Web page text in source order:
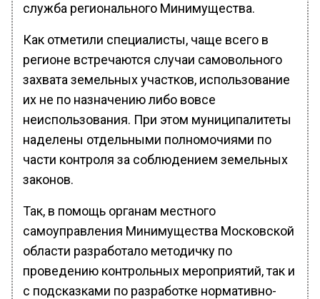
служба регионального Минимущества.
Как отметили специалисты, чаще всего в
регионе встречаются случаи самовольного
захвата земельных участков, использование
их не по назначению либо вовсе
неиспользования. При этом муниципалитеты
наделены отдельными полномочиями по
части контроля за соблюдением земельных
законов.
Так, в помощь органам местного
самоуправления Минимущества Московской
области разработало методичку по
проведению контрольных мероприятий, так и
с подсказками по разработке нормативно-